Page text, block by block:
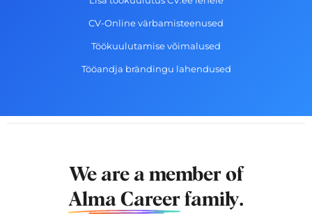
CV-Online värbamisteenused
Töökuulutamise võimalused
Tööandja brändingu lahendused
We are a member of
Alma Career family.